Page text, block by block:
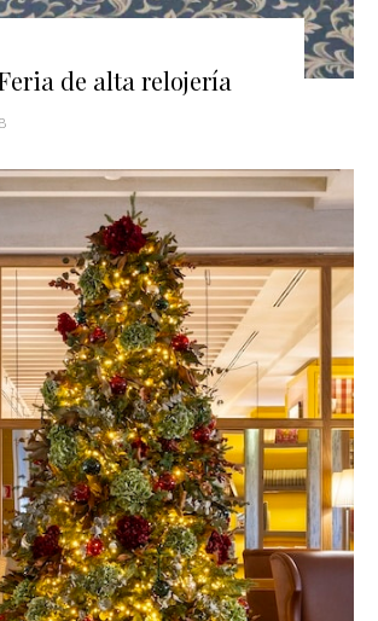
de alta relojería